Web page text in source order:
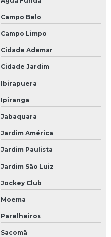
Campo Belo
Campo Limpo
Cidade Ademar
Cidade Jardim
Ibirapuera
Ipiranga
Jabaquara
Jardim América
Jardim Paulista
Jardim São Luiz
Jockey Club
Moema
Parelheiros
Sacomã